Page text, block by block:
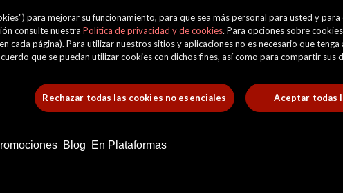
Blog En Plataformas
para mejorar su funcionamiento, para que sea más personal para usted y
consulte nuestra Política de privacidad y de cookies. Para opciones sobre
cada página). Para utilizar nuestros sitios y aplicaciones no es necesario que
que se puedan utilizar cookies con dichos fines, así como para compartir sus
Rechazar todas las cookies no esenciales Aceptar todas